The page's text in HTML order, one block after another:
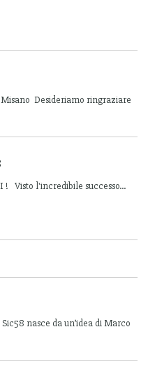
Desideriamo ringraziare
! Visto l'incredibile successo...
nasce da un’idea di Marco